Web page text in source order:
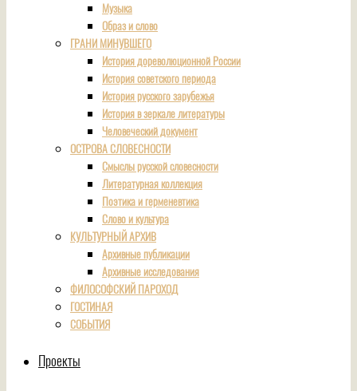
Музыка
Образ и слово
ГРАНИ МИНУВШЕГО
История дореволюционной России
История советского периода
История русского зарубежья
История в зеркале литературы
Человеческий документ
ОСТРОВА СЛОВЕСНОСТИ
Смыслы русской словесности
Литературная коллекция
Поэтика и герменевтика
Слово и культура
КУЛЬТУРНЫЙ АРХИВ
Архивные публикации
Архивные исследования
ФИЛОСОФСКИЙ ПАРОХОД
ГОСТИНАЯ
СОБЫТИЯ
Проекты